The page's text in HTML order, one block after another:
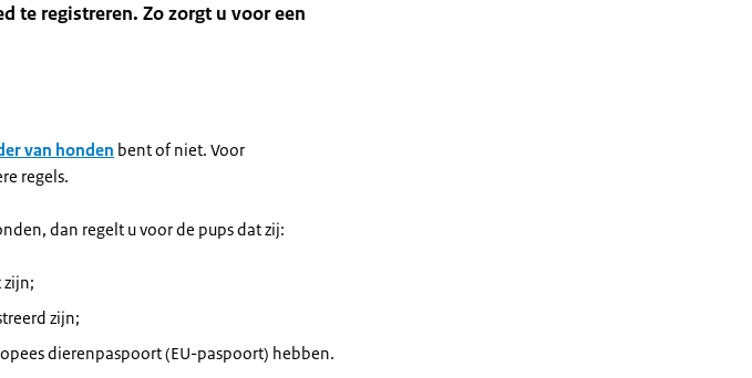
te registreren. Zo zorgt u voor een
van honden bent of niet. Voor
regels.
dan regelt u voor de pups dat zij:
zijn;
dierenpaspoort (EU-paspoort) hebben.